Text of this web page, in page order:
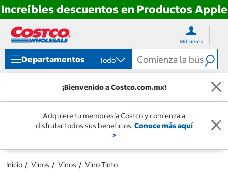
Increíbles descuentos en Productos Apple
directo
contenido
directo
menú
navegación
Mi Cuenta
Departamentos Todo
¡Bienvenido a Costco.com.mx!
Adquiere tu membresía Costco y comienza a
disfrutar todos sus beneficios.Conoce más aquí
>
Inicio Vinos Vinos Vino Tinto